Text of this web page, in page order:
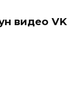
видео VK